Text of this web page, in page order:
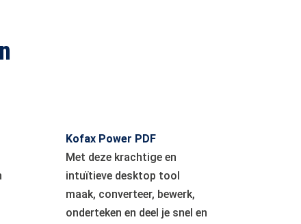
Kofax Power PDF
Met deze krachtige en
intuïtieve desktop tool
maak, converteer, bewerk,
onderteken en deel je snel en